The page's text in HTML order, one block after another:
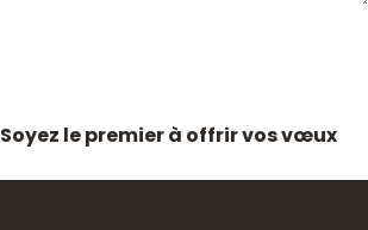
Soyez le premier à offrir vos vœux